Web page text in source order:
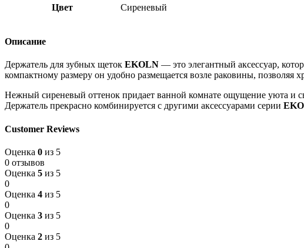
Цвет Сиреневый
Описание
Держатель для зубных щеток EKOLN — это элегантный аксессуар,
компактному размеру он удобно размещается возле раковины, позволяя
Нежный сиреневый оттенок придает ванной комнате ощущение уюта и
Держатель прекрасно комбинируется с другими аксессуарами серии
Customer Reviews
Оценка 0 из 5
0 отзывов
Оценка 5 из 5
0
Оценка 4 из 5
0
Оценка 3 из 5
0
Оценка 2 из 5